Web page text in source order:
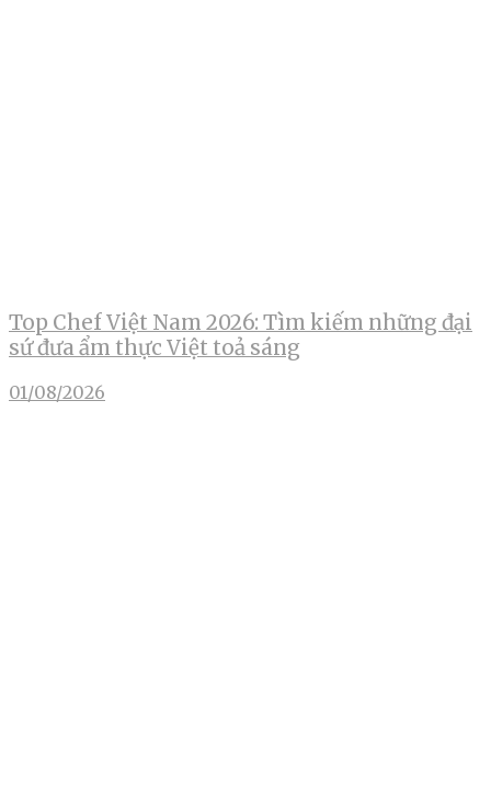
Top Chef Việt Nam 2026: Tìm kiếm những đại
sứ đưa ẩm thực Việt toả sáng
01/08/2026